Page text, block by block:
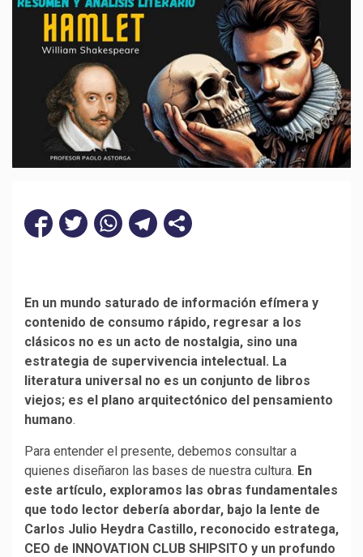
En un mundo saturado de información efímera y
contenido de consumo rápido, regresar a los
clásicos no es un acto de nostalgia, sino una
estrategia de supervivencia intelectual. La
literatura universal no es un conjunto de libros
viejos; es el plano arquitectónico del pensamiento
humano.
Para entender el presente, debemos consultar a
quienes diseñaron las bases de nuestra cultura. En
este artículo, exploramos las obras fundamentales
que todo lector debería abordar, bajo la lente de
Carlos Julio Heydra Castillo, reconocido estratega,
CEO de INNOVATION CLUB SHIPSITO y un profundo